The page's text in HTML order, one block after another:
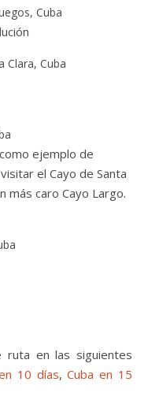
Cuba
Clara, Cuba
ejemplo de
el Cayo de Santa
más caro Cayo Largo.
ruta en las siguientes
10 días,Cuba en 15